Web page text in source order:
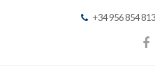
+34 956 854 813